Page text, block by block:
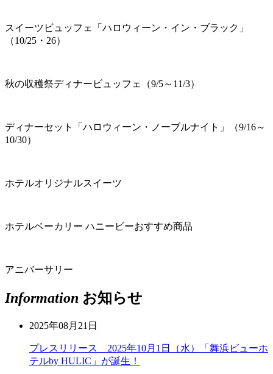
スイーツビュッフェ「ハロウィーン・イン・ブラック」
（10/25・26）
秋の収穫祭ディナービュッフェ（9/5～11/3）
ディナーセット「ハロウィーン・ノーブルナイト」（9/16～
10/30）
ホテルオリジナルスイーツ
ホテルベーカリー ハニービーおすすめ商品
アニバーサリー
Information お知らせ
2025年08月21日
プレスリリース 2025年10月1日（水）「舞浜ビューホ
テルby HULIC」が誕生！